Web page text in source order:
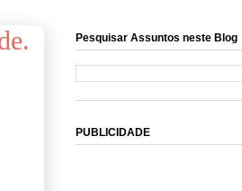
Pesquisar Assuntos neste Blog
PUBLICIDADE